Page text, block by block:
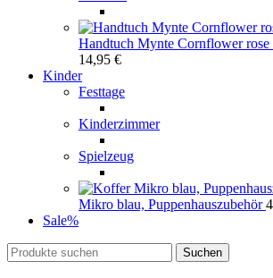
Handtuch Mynte Cornflower rose
14,95 €
Kinder
Festtage
Kinderzimmer
Spielzeug
Mikro blau, Puppenhauszubehör
Sale%
Suchen